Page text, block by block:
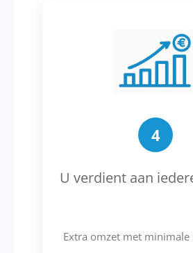
4
U verdient aan
Extra omzet met minimale